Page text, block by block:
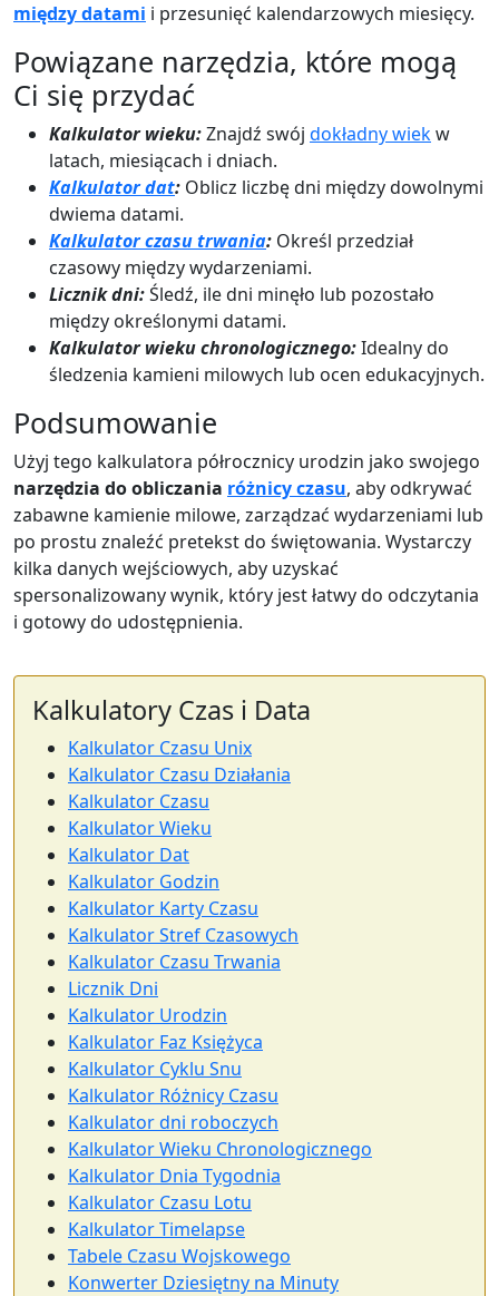
między datami i przesunięć kalendarzowych miesięcy.
Powiązane narzędzia, które mogą
Ci się przydać
Kalkulator wieku:Znajdź swój dokładny wiekw
latach, miesiącach i dniach.
Kalkulator dat: Oblicz liczbę dni między dowolnymi
dwiema datami.
Kalkulator czasu trwania: Określ przedział
czasowy między wydarzeniami.
Licznik dni:Śledź, ile dni minęło lub pozostało
między określonymi datami.
Kalkulator wieku chronologicznego:Idealny do
śledzenia kamieni milowych lub ocen edukacyjnych.
Podsumowanie
Użyj tego kalkulatora półrocznicy urodzin jako swojego
narzędzia do obliczania różnicy czasu, aby odkrywać
zabawne kamienie milowe, zarządzać wydarzeniami lub
po prostu znaleźć pretekst do świętowania. Wystarczy
kilka danych wejściowych, aby uzyskać
spersonalizowany wynik, który jest łatwy do odczytania
i gotowy do udostępnienia.
Kalkulatory Czas i Data
Kalkulator Czasu Unix
Kalkulator Czasu Działania
Kalkulator Czasu
Kalkulator Wieku
Kalkulator Dat
Kalkulator Godzin
Kalkulator Karty Czasu
Kalkulator Stref Czasowych
Kalkulator Czasu Trwania
Licznik Dni
Kalkulator Urodzin
Kalkulator Faz Księżyca
Kalkulator Cyklu Snu
Kalkulator Różnicy Czasu
Kalkulator dni roboczych
Kalkulator Wieku Chronologicznego
Kalkulator Dnia Tygodnia
Kalkulator Czasu Lotu
Kalkulator Timelapse
Tabele Czasu Wojskowego
Konwerter Dziesiętny na Minuty